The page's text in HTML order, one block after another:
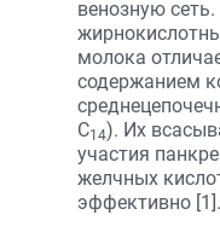
венозную
молока
содержанием
С14). Их
участия
желчных
эффективно [1].